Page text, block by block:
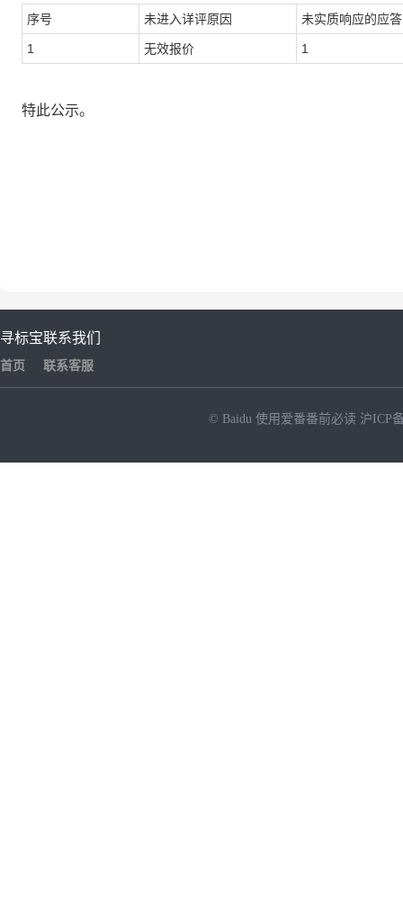
序号 未进入详评原因 未实质响应的应答
1 无效报价 1
特此公示。
寻标宝
首页
联系我们
联系客服
© Baidu 使用爱番番前必读 沪ICP